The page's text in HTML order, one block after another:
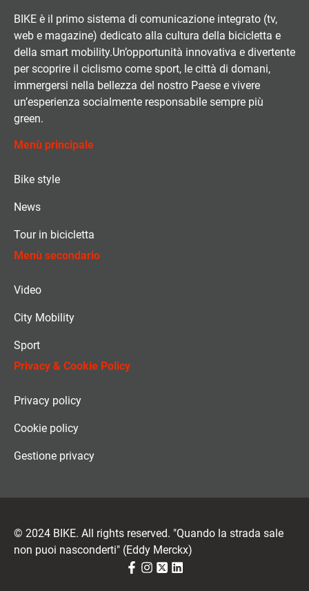
BIKE è il primo sistema di comunicazione integrato (tv,
web e magazine) dedicato alla cultura della bicicletta e
della smart mobility.Un’opportunità innovativa e divertente
per scoprire il ciclismo come sport, le città di domani,
immergersi nella bellezza del nostro Paese e vivere
un’esperienza socialmente responsabile sempre più
green.
Menù principale
Bike style
News
Tour in bicicletta
Menù secondario
Video
City Mobility
Sport
Privacy & Cookie Policy
Privacy policy
Cookie policy
Gestione privacy
© 2024 BIKE. All rights reserved. "Quando la strada sale
non puoi nasconderti" (Eddy Merckx)